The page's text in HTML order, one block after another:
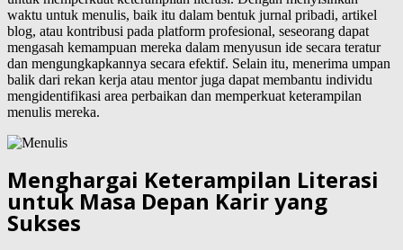
waktu untuk menulis, baik itu dalam bentuk jurnal pribadi, artikel
blog, atau kontribusi pada platform profesional, seseorang dapat
mengasah kemampuan mereka dalam menyusun ide secara teratur
dan mengungkapkannya secara efektif. Selain itu, menerima umpan
balik dari rekan kerja atau mentor juga dapat membantu individu
mengidentifikasi area perbaikan dan memperkuat keterampilan
menulis mereka.
Menghargai Keterampilan Literasi
untuk Masa Depan Karir yang
Sukses